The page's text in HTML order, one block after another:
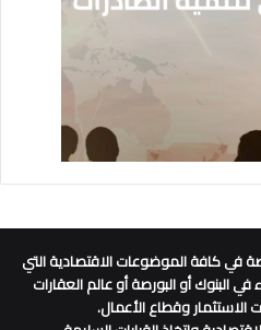
كافة الموضوعات الاقتصادية التي
البنوك أو البورصة أو عالم العقارات
الاستثمار وقطاع الأعمال.